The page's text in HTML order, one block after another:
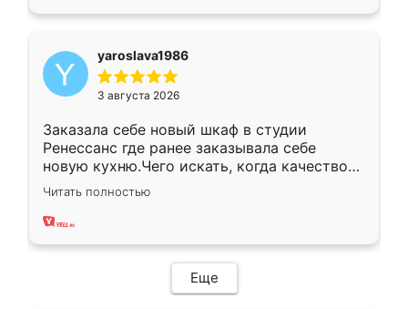
yaroslava1986
3 августа 2026
Заказала себе новый шкаф в студии
Ренессанс где ранее заказывала себе
новую кухню.Чего искать, когда качеством
вполне довольна. Служит кухня уже почти
два года, нареканий нет.
Читать полностью
Еще